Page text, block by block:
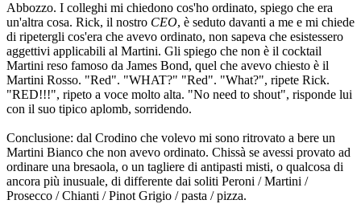
Abbozzo. I colleghi mi chiedono cos'ho ordinato, spiego che era
un'altra cosa. Rick, il nostro CEO, è seduto davanti a me e mi chiede
di ripetergli cos'era che avevo ordinato, non sapeva che esistessero
aggettivi applicabili al Martini. Gli spiego che non è il cocktail
Martini reso famoso da James Bond, quel che avevo chiesto è il
Martini Rosso. "Red". "WHAT?" "Red". "What?", ripete Rick.
"RED!!!", ripeto a voce molto alta. "No need to shout", risponde lui
con il suo tipico aplomb, sorridendo.
Conclusione: dal Crodino che volevo mi sono ritrovato a bere un
Martini Bianco che non avevo ordinato. Chissà se avessi provato ad
ordinare una bresaola, o un tagliere di antipasti misti, o qualcosa di
ancora più inusuale, di differente dai soliti Peroni / Martini /
Prosecco / Chianti / Pinot Grigio / pasta / pizza.